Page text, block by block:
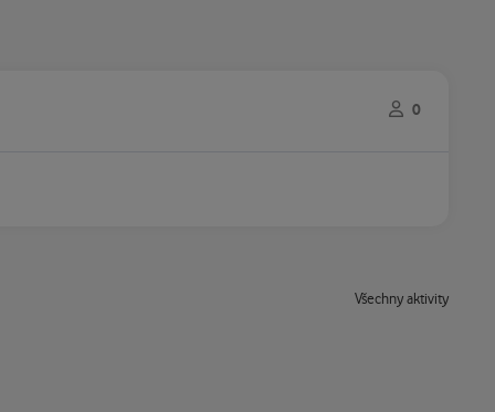
0
Všechny aktivity